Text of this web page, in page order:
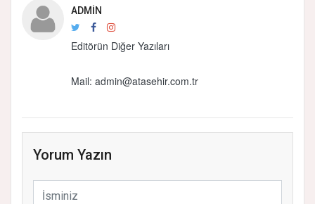
ADMIN
Editörün Diğer Yazıları
Mail: admin@atasehir.com.tr
Yorum Yazın